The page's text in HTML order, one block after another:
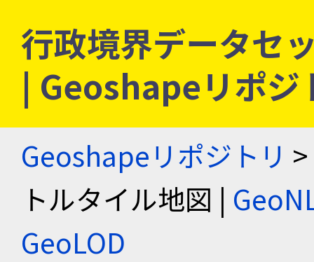
行政境界データセ
| Geoshapeリポジ
Geoshapeリポジトリ
トルタイル地図 |
GeoLOD